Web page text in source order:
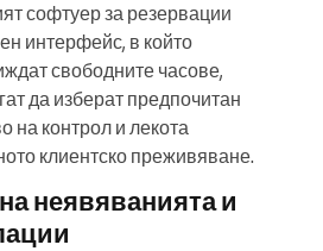
софтуер за резервации
интерфейс, в който
свободните часове,
да изберат предпочитан
на контрол и лекота
клиентско преживяване.
неявяванията и